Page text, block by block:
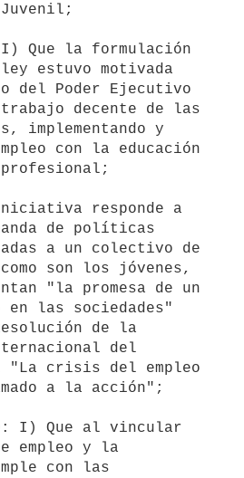
Juvenil;
estuvo motivada
del Poder Ejecutivo
decente de las
implementando y
con la educación
de políticas
a un colectivo de
son los jóvenes,
"la promesa de un
en las sociedades"
de la
del
"La crisis del empleo
a la acción";
empleo y la
con las